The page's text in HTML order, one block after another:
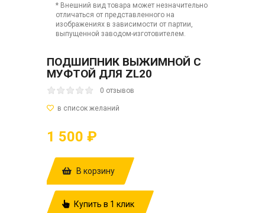
* Внешний вид товара может незначительно
отличаться от представленного на
изображениях в зависимости от партии,
выпущенной заводом-изготовителем.
ПОДШИПНИК ВЫЖИМНОЙ С
МУФТОЙ ДЛЯ ZL20
0 отзывов
1 500 ₽
В корзину
Купить в 1 клик